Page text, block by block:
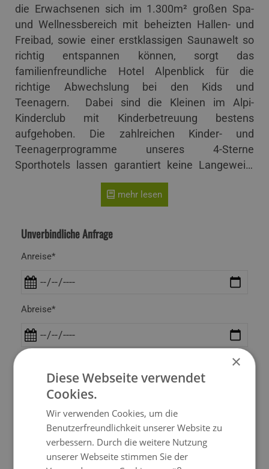
die Erwachsenen sich im 1.300m² großen Spa-
und Wellnessbereich mit beheizten Hallen- und
Freibad, sowie einer erstklassigen Saunawelt so
richtig entspannen können, sorgt das
familienfreundliche Hotel Alpenblick für die
richtige Abwechslung bei den Kids und
Teenagern. Dabei sind die Kleinen im Alpi-
Kinderclub mit Kinderbetreuung bestens
aufgehoben. Die zahlreichen Kinder- und
Teenagerprogramme unseres 4-Sterne
Sporthotels lassen garantiert keine Langeweile
mehr lesen
Unverbindliche Anfrage
Anreise*
Abreise*
Anzahl der Kinder
×
Diese Webseite verwendet
Cookies.
Wir verwenden Cookies, um die
Benutzerfreundlichkeit unserer Website zu
verbessern. Durch die weitere Nutzung
unserer Webseite stimmen Sie der